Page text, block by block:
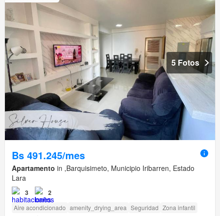
5 Fotos
Bs 491.245/mes
Apartamento in ,Barquisimeto, Municipio Iribarren, Estado
Lara
3 2
Aire acondicionado amenity_drying_area Seguridad Zona infantil